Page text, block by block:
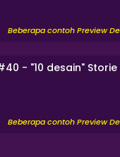
Beberapa contoh Preview
- "10 desain" Storie
Beberapa contoh Preview